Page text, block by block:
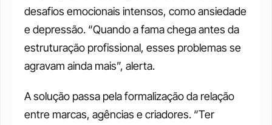
desafios emocionais intensos, como ansiedade
e depressão. “Quando a fama chega antes da
estruturação profissional, esses problemas se
agravam ainda mais”, alerta.
A solução passa pela formalização da relação
entre marcas, agências e criadores. “Ter